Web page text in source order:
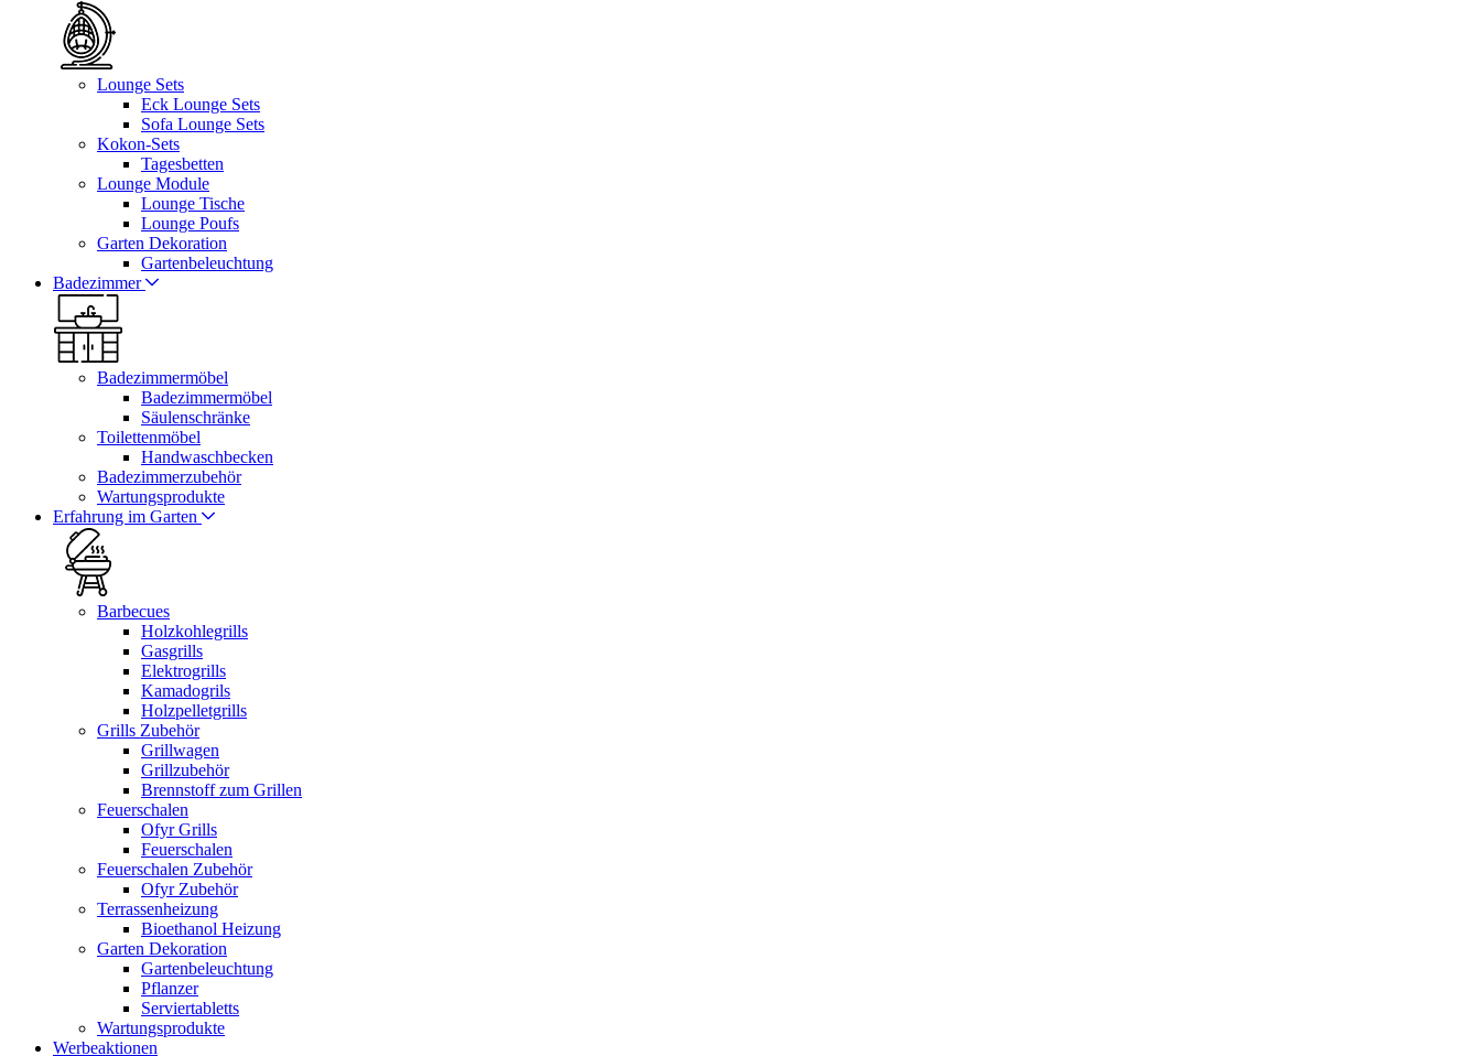
Lounge Sets
Eck Lounge Sets
Sofa Lounge Sets
Kokon-Sets
Tagesbetten
Lounge Module
Lounge Tische
Lounge Poufs
Garten Dekoration
Gartenbeleuchtung
Badezimmer
Badezimmermöbel
Badezimmermöbel
Säulenschränke
Toilettenmöbel
Handwaschbecken
Badezimmerzubehör
Wartungsprodukte
Erfahrung im Garten
Barbecues
Holzkohlegrills
Gasgrills
Elektrogrills
Kamadogrils
Holzpelletgrills
Grills Zubehör
Grillwagen
Grillzubehör
Brennstoff zum Grillen
Feuerschalen
Ofyr Grills
Feuerschalen
Feuerschalen Zubehör
Ofyr Zubehör
Terrassenheizung
Bioethanol Heizung
Garten Dekoration
Gartenbeleuchtung
Pflanzer
Serviertabletts
Wartungsprodukte
Werbeaktionen